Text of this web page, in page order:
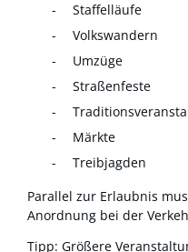
Staffelläufe
Volkswandern
Umzüge
Straßenfeste
Märkte
Treibjagden
Parallel zur Erlaubnis
Anordnung bei der
Tipp: Größere